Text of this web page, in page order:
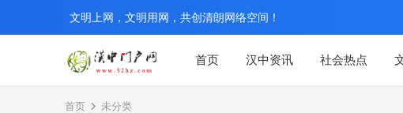
首页 汉中资讯 社会热点
文明上网，文明用网，共创清朗网络空间！
首页 未分类